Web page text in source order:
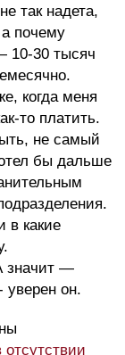
так надета,
почему
10-30 тысяч
когда меня
то платить.
не самый
бы дальше
в какие
значит —
уверен он.